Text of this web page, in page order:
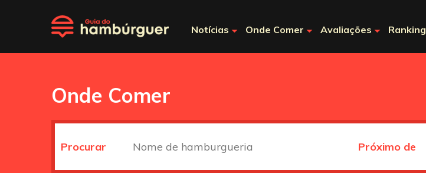
Notícias Onde Comer Avaliações Ranking
Onde Comer
Procurar Próximo de